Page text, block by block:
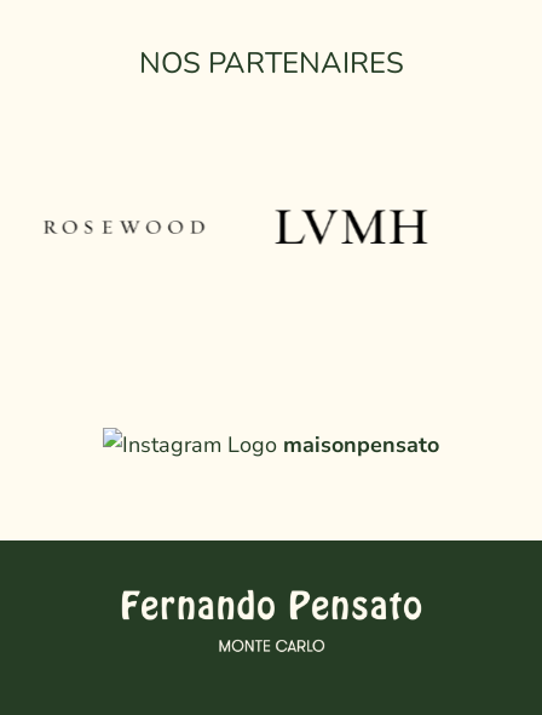
NOS PARTENAIRES
maisonpensato